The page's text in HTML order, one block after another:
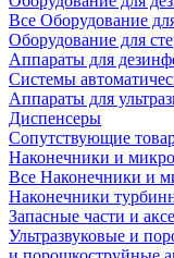
Все Оборудование
Оборудование для
Аппараты для
Системы
Аппараты для
Диспенсеры
Сопутствующие
Наконечники и
Все Наконечники и
Наконечники
Запасные части и
Ультразвуковые и